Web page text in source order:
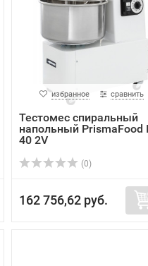
избранное сравнить
Тестомес спиральный
напольный PrismaFood
40 2V
(0)
162 756,62 руб.